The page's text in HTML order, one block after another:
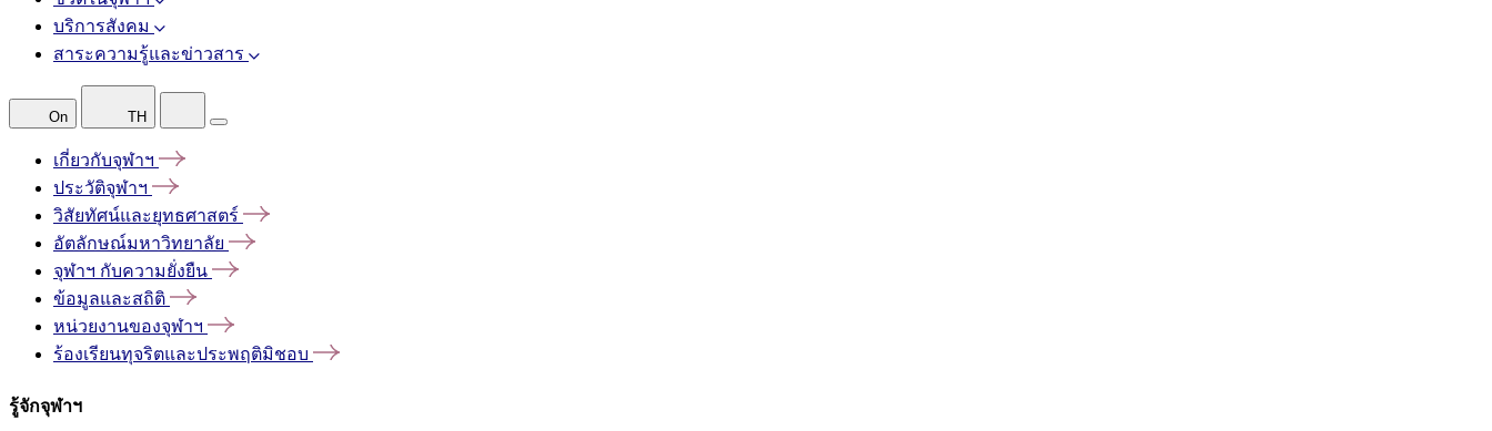
บริการสังคม
สาระความรู้และข่าวสาร
On TH
เกี่ยวกับจุฬาฯ
ประวัติจุฬาฯ
วิสัยทัศน์และยุทธศาสตร์
อัตลักษณ์มหาวิทยาลัย
จุฬาฯ กับความยั่งยืน
ข้อมูลและสถิติ
หน่วยงานของจุฬาฯ
ร้องเรียนทุจริตและประพฤติมิชอบ
รู้จักจุฬาฯ